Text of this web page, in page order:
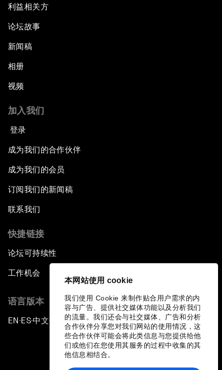
本网站使用 cookie
我们使用 Cookie 来制作贴合用户需求的内
容与广告、提供社交媒体功能以及分析我们
的流量。我们还会与社交媒体、广告和分析
合作伙伴分享您对我们网站的使用情况，这
些合作伙伴可能会将此类信息与您提供给他
们或他们在您使用其服务的过程中收集的其
他信息相结合。
利益相关方
论坛故事
新闻稿
相册
视频
加入我们
登录
成为我们的合作伙伴
成为我们的会员
订阅我们的新闻稿
联系我们
快捷链接
论坛可持续性
工作机会
语言版本
EN ▪ES▪中文▪ 日本語